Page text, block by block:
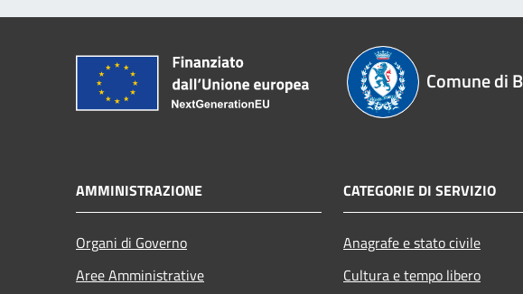
Comune di
AMMINISTRAZIONE
Organi di Governo
Aree Amministrative
CATEGORIE DI SERVIZIO
Anagrafe e stato civile
Cultura e tempo libero